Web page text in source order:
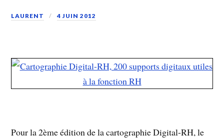
LAURENT 4 JUIN 2012
Pour la 2ème édition de la cartographie Digital-RH, le